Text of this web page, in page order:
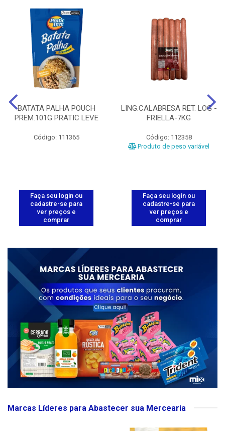
BATATA PALHA POUCH
PREM.101G PRATIC LEVE
Código: 111365
Faça seu login ou
cadastre-se para
ver preços e
comprar
LING.CALABRESA RET. LOG -
FRIELLA-7KG
Código: 112358
Produto de peso variável
Faça seu login ou
cadastre-se para
ver preços e
comprar
Marcas Líderes para Abastecer sua Mercearia